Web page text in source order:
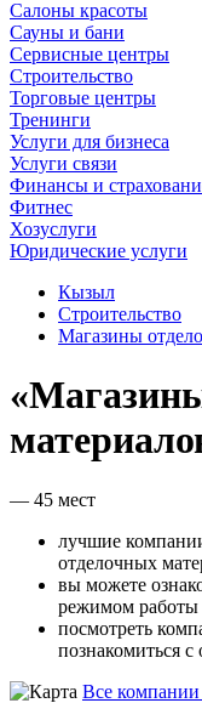
Салоны красоты
Сауны и бани
Сервисные центры
Строительство
Торговые центры
Тренинги
Услуги для бизнеса
Услуги связи
Финансы и
Фитнес
Хозуслуги
Юридические услуги
Кызыл
Строительство
Магазины
— 45 мест
лучшие
отделочных
вы можете
режимом работы
посмотреть
познакомиться
Все компании